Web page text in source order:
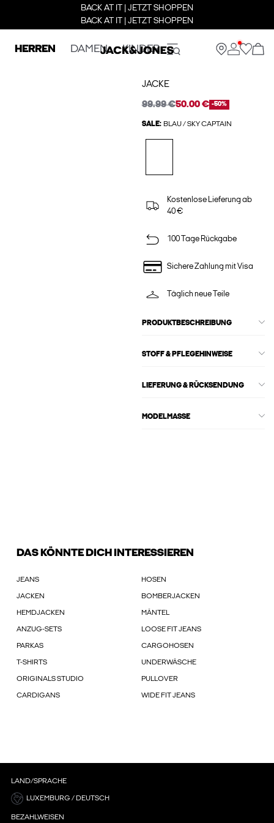
BACK AT IT | JETZT SHOPPEN
BACK AT IT | JETZT SHOPPEN
HERREN DAMEN KINDER
JACKE
99.99 €50.00 € -50%
SALE: BLAU / SKY CAPTAIN
Kostenlose Lieferung ab
40 €
100 Tage Rückgabe
Sichere Zahlung mit Visa
Täglich neue Teile
PRODUKTBESCHREIBUNG
STOFF & PFLEGEHINWEISE
LIEFERUNG & RÜCKSENDUNG
MODELMASSE
DAS KÖNNTE DICH INTERESSIEREN
JEANS HOSEN
JACKEN BOMBERJACKEN
HEMDJACKEN MÄNTEL
ANZUG-SETS LOOSE FIT JEANS
PARKAS CARGOHOSEN
T-SHIRTS UNDERWÄSCHE
ORIGINALS STUDIO PULLOVER
CARDIGANS WIDE FIT JEANS
LAND/SPRACHE
LUXEMBURG / DEUTSCH
BEZAHLWEISEN